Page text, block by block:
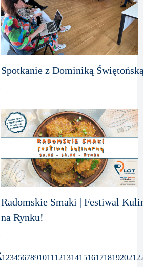
Spotkanie z Dominiką
Radomskie Smaki | Festiwal
na Rynku!
1 234567891011 12131415161718192021